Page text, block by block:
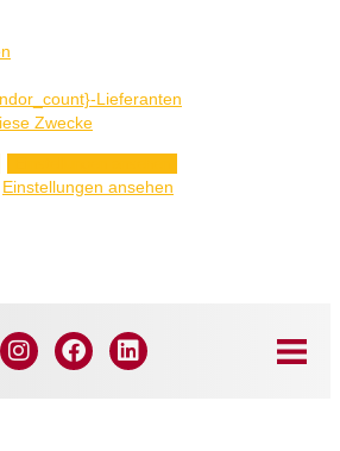
Lieferanten
Zwecke
Einstellungen ansehen